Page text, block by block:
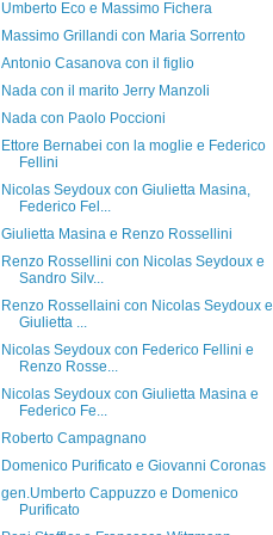
Umberto Eco e Massimo Fichera
Massimo Grillandi con Maria Sorrento
Antonio Casanova con il figlio
Nada con il marito Jerry Manzoli
Nada con Paolo Poccioni
Ettore Bernabei con la moglie e Federico
Fellini
Nicolas Seydoux con Giulietta Masina,
Federico Fel...
Giulietta Masina e Renzo Rossellini
Renzo Rossellini con Nicolas Seydoux e
Sandro Silv...
Renzo Rossellaini con Nicolas Seydoux e
Giulietta ...
Nicolas Seydoux con Federico Fellini e
Renzo Rosse...
Nicolas Seydoux con Giulietta Masina e
Federico Fe...
Roberto Campagnano
Domenico Purificato e Giovanni Coronas
gen.Umberto Cappuzzo e Domenico
Purificato